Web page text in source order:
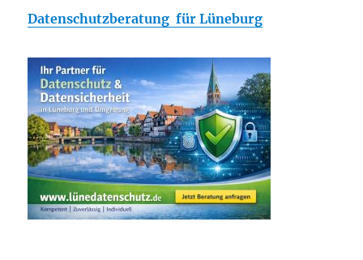
Datenschutzberatung für Lüneburg